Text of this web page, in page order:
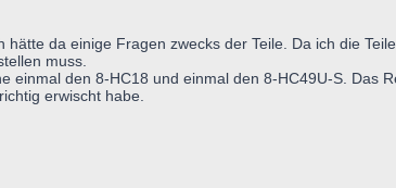
da einige Fragen zwecks der Teile. Da ich die
muss.
einmal den 8-HC18 und einmal den 8-HC49U-S. Das
erwischt habe.